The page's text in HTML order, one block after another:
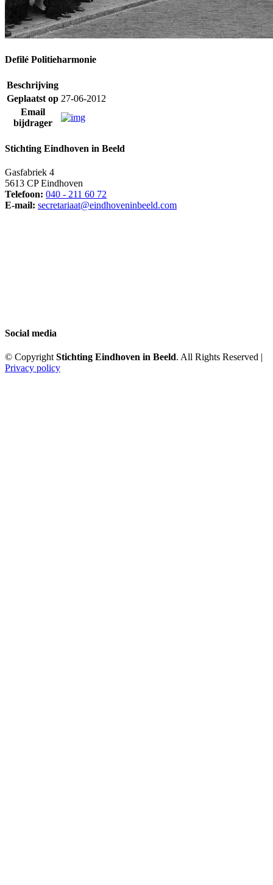
Defilé Politieharmonie
Beschrijving
Geplaatst op 27-06-2012
Email
bijdrager
Stichting Eindhoven in Beeld
Gasfabriek 4
5613 CP Eindhoven
Telefoon: 040 - 211 60 72
E-mail: secretariaat@eindhoveninbeeld.com
Social media
© Copyright Stichting Eindhoven in Beeld. All Rights Reserved |
Privacy policy